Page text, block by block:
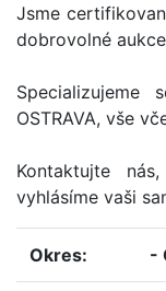
Jsme
dobrovolné
OSTRAVA, vše
Kontaktujte
vyhlásíme vaši
okres: -